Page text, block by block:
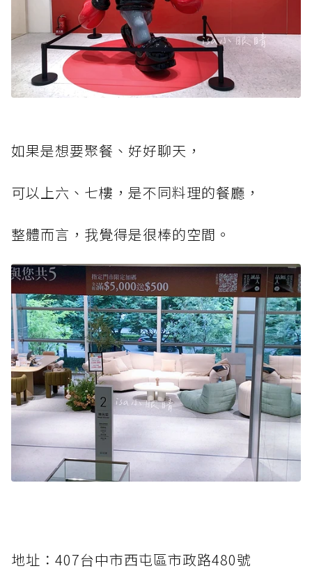
如果是想要聚餐、好好聊天，
可以上六、七樓，是不同料理的餐廳，
整體而言，我覺得是很棒的空間。
地址：407台中市西屯區市政路480號